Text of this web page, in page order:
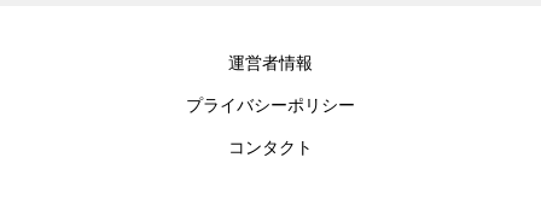
運営者情報
プライバシーポリシー
コンタクト